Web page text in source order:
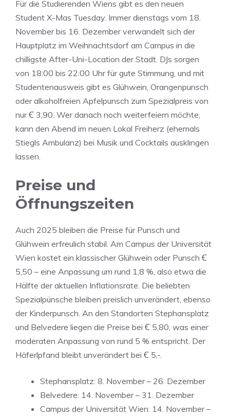
Für die Studierenden Wiens gibt es den neuen
Student X-Mas Tuesday. Immer dienstags vom 18.
November bis 16. Dezember verwandelt sich der
Hauptplatz im Weihnachtsdorf am Campus in die
chilligste After-Uni-Location der Stadt. DJs sorgen
von 18:00 bis 22:00 Uhr für gute Stimmung, und mit
Studentenausweis gibt es Glühwein, Orangenpunsch
oder alkoholfreien Apfelpunsch zum Spezialpreis von
nur Ꞓ 3,90. Wer danach noch weiterfeiern möchte,
kann den Abend im neuen Lokal Freiherz (ehemals
Stiegls Ambulanz) bei Musik und Cocktails ausklingen
lassen.
Preise und
Öffnungszeiten
Auch 2025 bleiben die Preise für Punsch und
Glühwein erfreulich stabil. Am Campus der Universität
Wien kostet ein klassischer Glühwein oder Punsch Ꞓ
5,50 – eine Anpassung um rund 1,8 %, also etwa die
Hälfte der aktuellen Inflationsrate. Die beliebten
Spezialpünsche bleiben preislich unverändert, ebenso
der Kinderpunsch. An den Standorten Stephansplatz
und Belvedere liegen die Preise bei Ꞓ 5,80, was einer
moderaten Anpassung von rund 5 % entspricht. Der
Häferlpfand bleibt unverändert bei Ꞓ 5,-.
Stephansplatz: 8. November – 26. Dezember
Belvedere: 14. November – 31. Dezember
Campus der Universität Wien: 14. November –